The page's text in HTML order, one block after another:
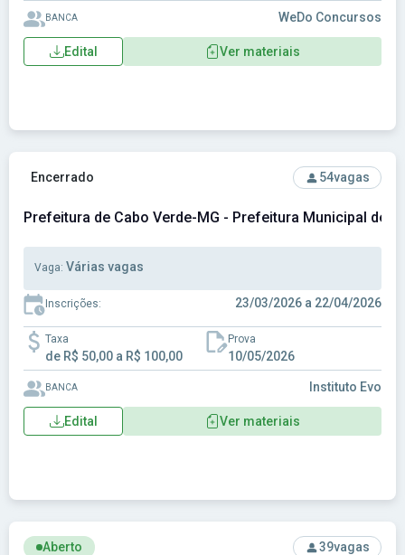
BANCA WeDo Concursos
Edital Ver materiais
Ver concurso: Prefeitura de Cabo Verde-MG - Prefeitura
Encerrado 54vagas
Prefeitura de Cabo Verde-MG - Prefeitura Municipal de
Vaga: Várias vagas
Inscrições: 23/03/2026 a 22/04/2026
Taxa
de R$ 50,00 a R$ 100,00
Prova
10/05/2026
BANCA Instituto Evo
Edital Ver materiais
Ver concurso: Prefeitura de Caiçara-RS - Prefeitura
Aberto 39vagas